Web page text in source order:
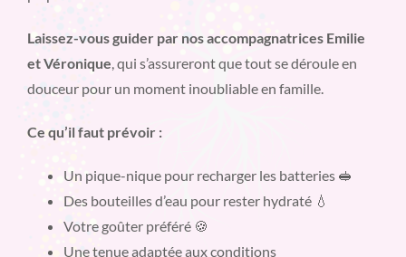
Laissez-vous guider par nos accompagnatrices Emilie
et Véronique, qui s’assureront que tout se déroule en
douceur pour un moment inoubliable en famille.
Ce qu’il faut prévoir :
Un pique-nique pour recharger les batteries 🥪
Des bouteilles d’eau pour rester hydraté 💧
Votre goûter préféré 🍪
Une tenue adaptée aux conditions